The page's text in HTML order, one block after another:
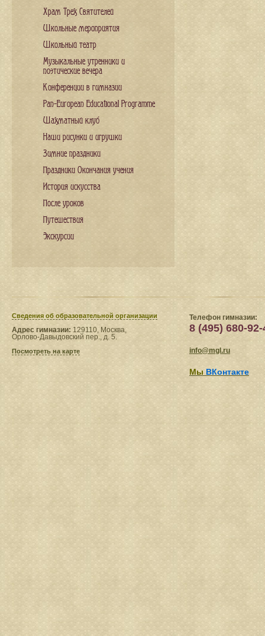
Храм Трех Святителей
Школьные мероприятия
Школьный театр
Музыкальные утренники и
поэтические вечера
Конференции в гимназии
Pan-European Educational Programme
Шахматный клуб
Наши рисунки и игрушки
Зимние праздники
Праздники Окончания учения
История искусства
После уроков
Путешествия
Экскурсии
Сведения​ об образовательной организации
Адрес гимназии: 129110, Москва,
Орлово-Давыдовский пер., д. 5.
Посмотреть на карте
Телефон гимназии:
8 (495) 680-92-
info@mgl.ru
Мы ВКонтакте